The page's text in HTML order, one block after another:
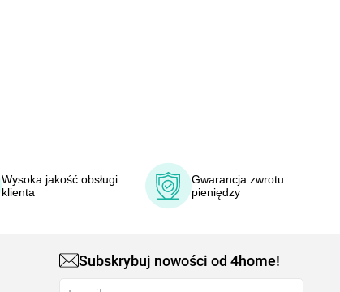
Wysoka jakość obsługi
klienta
Gwarancja zwrotu
pieniędzy
Subskrybuj nowości od 4home!